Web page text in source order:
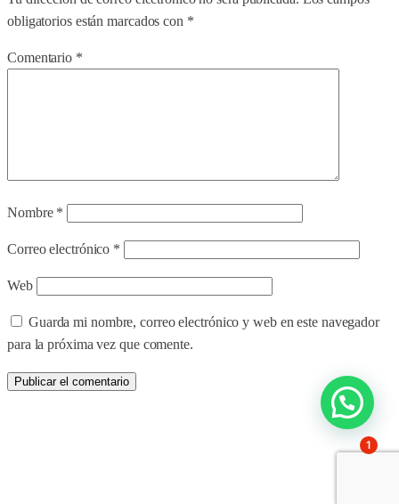
obligatorios están marcados con *
Comentario *
Nombre *
Correo electrónico *
Web
Guarda mi nombre, correo electrónico y web en este navegador
para la próxima vez que comente.
1